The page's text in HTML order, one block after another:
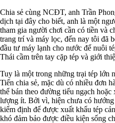
Chia sẻ cùng NCĐT, anh Trần
dịch tại đây cho biết, anh là một
tham gia người chơi cần có tiền và
trang trí và máy lọc, đến nay tôi đã
đầu tư máy lạnh cho nước để nuôi
Thái cầm trên tay cặp tép và giới
Tuy là một trong những trại tép lớn
Tiến chia sẻ, mặc dù có nhiều đơn
thể bán theo đường tiểu ngạch
lượng ít. Bởi vì, hiện chưa có
kiểm định để được xuất khẩu tép
khó đảm bảo được điều kiện sống